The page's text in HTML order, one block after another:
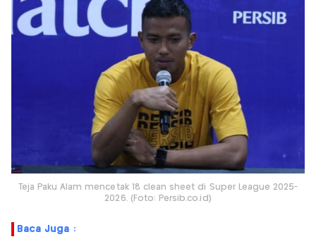
Teja Paku Alam mencetak 18 clean sheet di Super League 2025-
2026. (Foto: Persib.co.id)
Baca Juga :